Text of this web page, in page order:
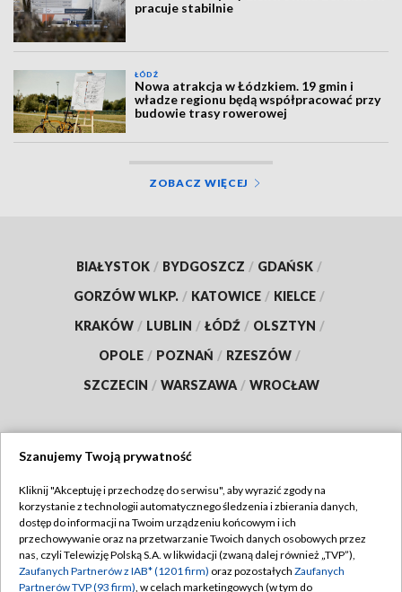
pracuje stabilnie
ŁÓDŹ
Nowa atrakcja w Łódzkiem. 19 gmin i
władze regionu będą współpracować przy
budowie trasy rowerowej
ZOBACZ WIĘCEJ
BIAŁYSTOK / BYDGOSZCZ / GDAŃSK /
GORZÓW WLKP. / KATOWICE / KIELCE /
KRAKÓW / LUBLIN / ŁÓDŹ / OLSZTYN /
OPOLE / POZNAŃ / RZESZÓW /
SZCZECIN / WARSZAWA / WROCŁAW
TVP
Abonament TVP
Emisja w TVP
Regulamin TVP
Polityka prywatności
Szanujemy Twoją prywatność
Kliknij "Akceptuję i przechodzę do serwisu", aby wyrazić zgody na
korzystanie z technologii automatycznego śledzenia i zbierania danych,
dostęp do informacji na Twoim urządzeniu końcowym i ich
przechowywanie oraz na przetwarzanie Twoich danych osobowych przez
nas, czyli Telewizję Polską S.A. w likwidacji (zwaną dalej również „TVP”),
Zaufanych Partnerów z IAB* (1201 firm) oraz pozostałych Zaufanych
Partnerów TVP (93 firm), w celach marketingowych (w tym do